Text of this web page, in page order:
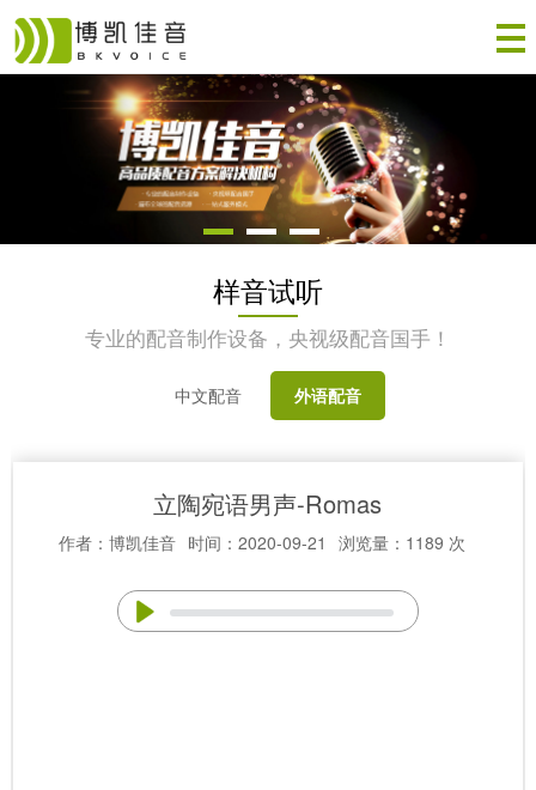
样音试听
专业的配音制作设备，央视级配音国手！
中文配音 外语配音
立陶宛语男声-Romas
作者：博凯佳音 时间：2020-09-21 浏览量：1189 次